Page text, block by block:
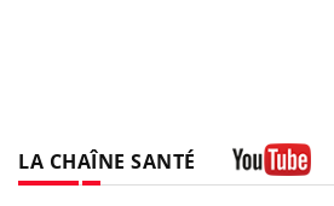
LA CHAÎNE SANTÉ